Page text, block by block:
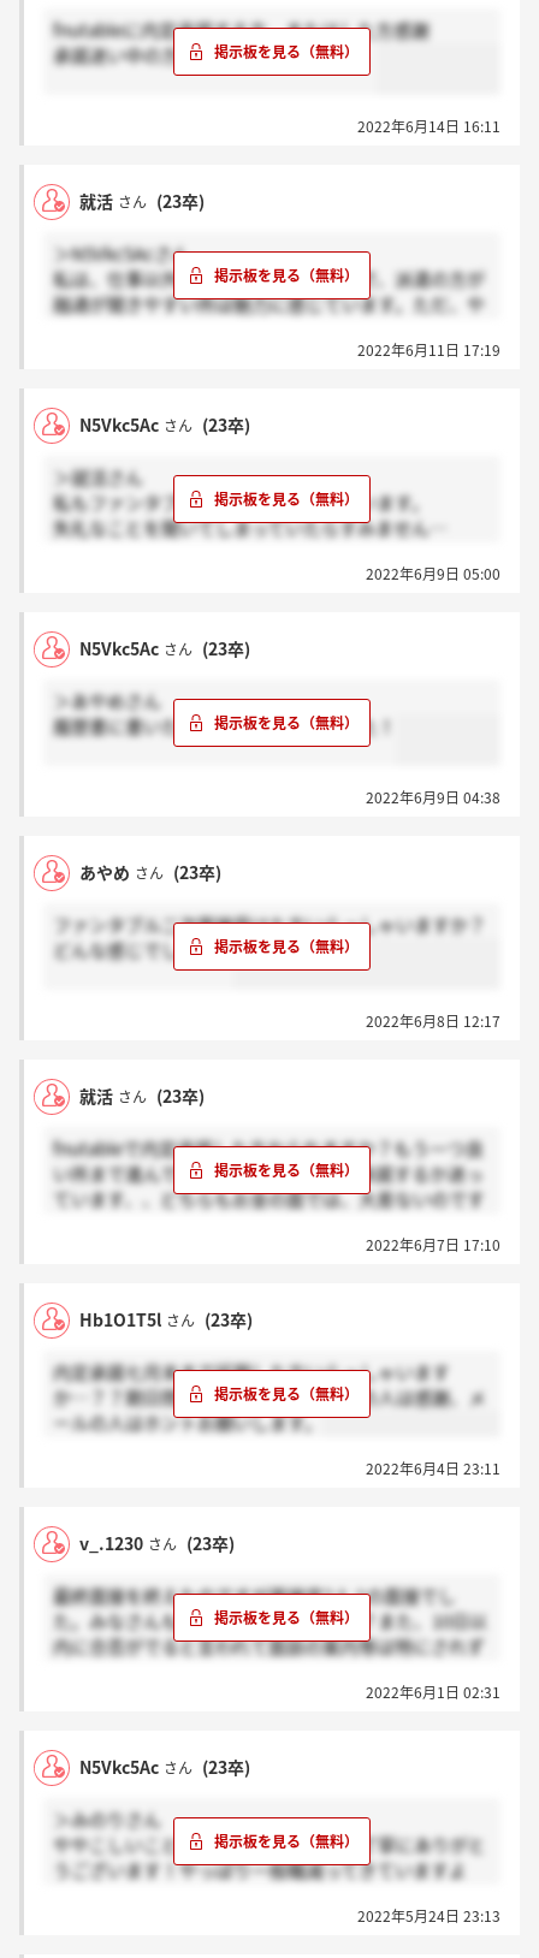
fnutableに内定承諾する方、またはした方感謝
承諾迷い中の方ホント？お願いします。
2022年6月14日 16:11
就活 さん (23卒)
＞N5Vkc5Acさん
私は、仕事以外にやりたい事があるので、派遣の方が
融通が聞きやすい所は魅力に感じています。ただ、や
安めな所、また大学まで行って派遣になる事にやはり
2022年6月11日 17:19
N5Vkc5Ac さん (23卒)
＞就活さん
私もファンタブルの内定承諾で悩んでいます。
失礼なことを聞いてしまっていたらすみません…
主さんは正社員ではなく、派遣で抵抗ありませんか？
2022年6月9日 05:00
N5Vkc5Ac さん (23卒)
＞あやめさん
履歴書に書いたことを深く聞かれました！
2022年6月9日 04:38
あやめ さん (23卒)
ファンタブル二次面接受けた方いらっしゃいますか？
どんな感じでしたか？
2022年6月8日 12:17
就活 さん (23卒)
fnutableで内定承諾した方おられますか？もう一つ良
い所まで進んでいる企業があって内定承諾するか迷っ
ています、、どちらもお金の面では、大差ないのです
2022年6月7日 17:10
Hb1O1T5l さん (23卒)
内定承諾七月末まで延期した方いらっしゃいます
か…？？期日問わず延期した方で電話の人は感謝、メ
ールの人はホントお願いします。
2022年6月4日 23:11
v_.1230 さん (23卒)
最終面接を終えたのですが面接官2人:1の面接でし
た。みなさんも同様でしたでしょうか？また、10日以
内に合否がでると言われて面談の案内等は特にされず
2022年6月1日 02:31
N5Vkc5Ac さん (23卒)
＞みのりさん
ややこしいこと聞いてすみません、ご丁寧にありがと
うございます！やっぱり一般職減ってきていますよ
参考にさせていただきます！本当にありがとうござい
2022年5月24日 23:13